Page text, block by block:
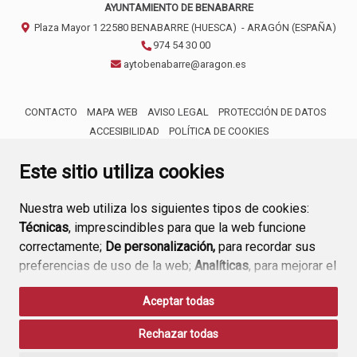
Este sitio utiliza cookies
Nuestra web utiliza los siguientes tipos de cookies:
Técnicas, imprescindibles para que la web funcione
correctamente; De personalización, para recordar sus
preferencias de uso de la web; Analíticas, para mejorar el
funcionamiento de la web y sus servicios.
Si acepta pulsando el botón“Aceptar todas”
consideramos que acepta su uso. Si pulsa el botón
Aceptar todas
Rechazar todas
AYUNTAMIENTO DE BENABARRE
Plaza Mayor 1 22580 BENABARRE (HUESCA) - ARAGÓN (ESPAÑA)
974 54 30 00
aytobenabarre@aragon.es
CONTACTO MAPA WEB AVISO LEGAL
PROTECCIÓN DE DATOS
ACCESIBILIDAD
POLÍTICA DE COOKIES